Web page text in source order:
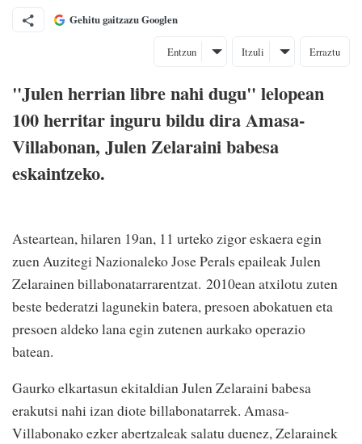
Gehitu gaitzazu Googlen
Entzun Itzuli Erraztu
"Julen herrian libre nahi dugu" lelopean
100 herritar inguru bildu dira Amasa-
Villabonan, Julen Zelaraini babesa
eskaintzeko.
Asteartean, hilaren 19an, 11 urteko zigor eskaera egin
zuen Auzitegi Nazionaleko Jose Perals epaileak Julen
Zelarainen billabonatarrarentzat. 2010ean atxilotu zuten
beste bederatzi lagunekin batera, presoen abokatuen eta
presoen aldeko lana egin zutenen aurkako operazio
batean.
Gaurko elkartasun ekitaldian Julen Zelaraini babesa
erakutsi nahi izan diote billabonatarrek. Amasa-
Villabonako ezker abertzaleak salatu duenez, Zelarainek